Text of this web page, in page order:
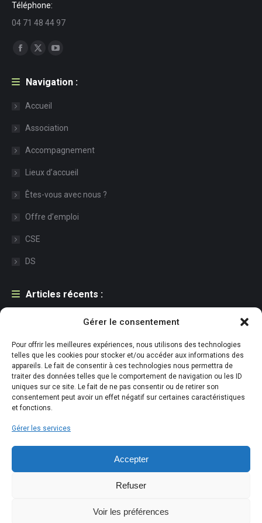
Gérer le consentement
Pour offrir les meilleures expériences, nous utilisons des technologies
telles que les cookies pour stocker et/ou accéder aux informations des
appareils. Le fait de consentir à ces technologies nous permettra de
traiter des données telles que le comportement de navigation ou les ID
uniques sur ce site. Le fait de ne pas consentir ou de retirer son
consentement peut avoir un effet négatif sur certaines caractéristiques
et fonctions.
Gérer les services
Accepter
Refuser
Voir les préférences
Téléphone:
04 71 48 44 97
Trouvez nous sur :
opens
window
opens
window
opens
window
Navigation :
Accueil
Association
Accompagnement
Lieux d’accueil
Êtes-vous avec nous ?
Offre d’emploi
CSE
DS
Articles récents :
Une première pour l’ESAT : la bière sans alcool signée Adapei
21 juillet 2026
Accueil de la FACE Cantal à l’ESAT de Conthe – Pont de Julien
29 juin 2026
salle sensorielle
26 juin 2026